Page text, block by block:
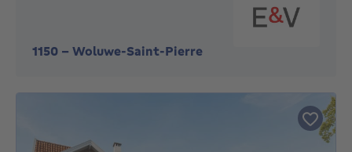
1150 - Woluwe-Saint-Pierre